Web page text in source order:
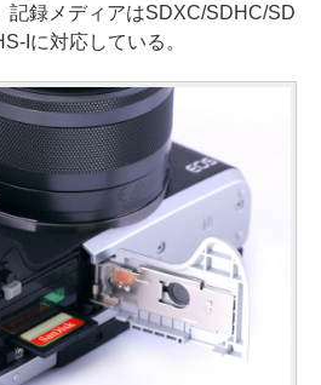
記録メディアはSDXC/SDHC/SD
Iに対応している。